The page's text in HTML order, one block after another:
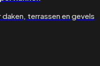
terrassen en gevels